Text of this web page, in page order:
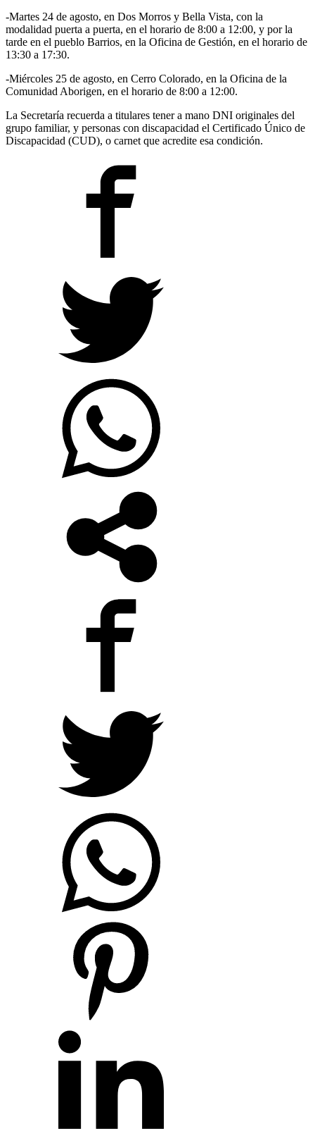
-Martes 24 de agosto, en Dos Morros y Bella Vista, con la
modalidad puerta a puerta, en el horario de 8:00 a 12:00, y por la
tarde en el pueblo Barrios, en la Oficina de Gestión, en el horario de
13:30 a 17:30.
-Miércoles 25 de agosto, en Cerro Colorado, en la Oficina de la
Comunidad Aborigen, en el horario de 8:00 a 12:00.
La Secretaría recuerda a titulares tener a mano DNI originales del
grupo familiar, y personas con discapacidad el Certificado Único de
Discapacidad (CUD), o carnet que acredite esa condición.